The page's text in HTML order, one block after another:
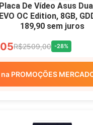
De Vídeo Asus
OC Edition, 8GB,
189,90 sem juros
R$2509,00 -28%
PROMOÇÕES